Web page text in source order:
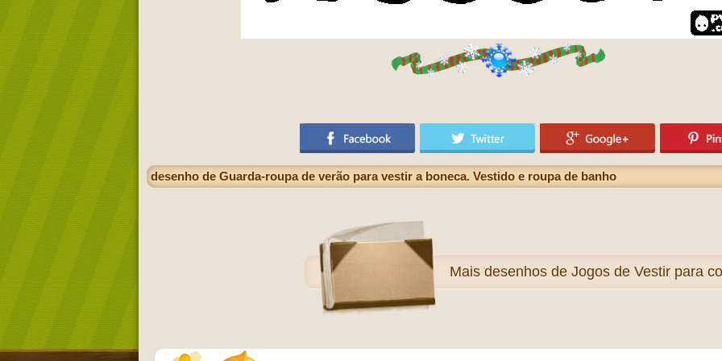
desenho de Guarda-roupa de verão para vestir a boneca. Vestido e roupa de banho
Mais desenhos de Jogos de Vestir para